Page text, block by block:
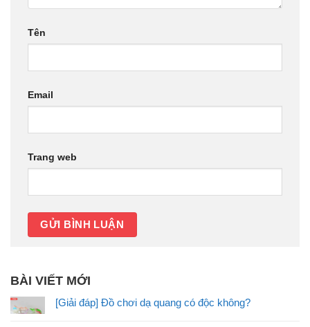
Tên
Email
Trang web
BÀI VIẾT MỚI
[Giải đáp] Đồ chơi dạ quang có độc không?